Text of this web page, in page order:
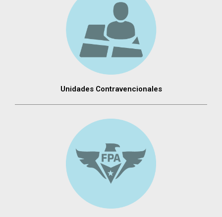
Unidades Contravencionales